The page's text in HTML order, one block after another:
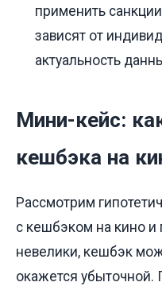
применить
зависят от
актуальность
Мини-кейс:
кешбэка на
Рассмотрим
с кешбэком на кино и
невелики, кешбэк
окажется убыточной.